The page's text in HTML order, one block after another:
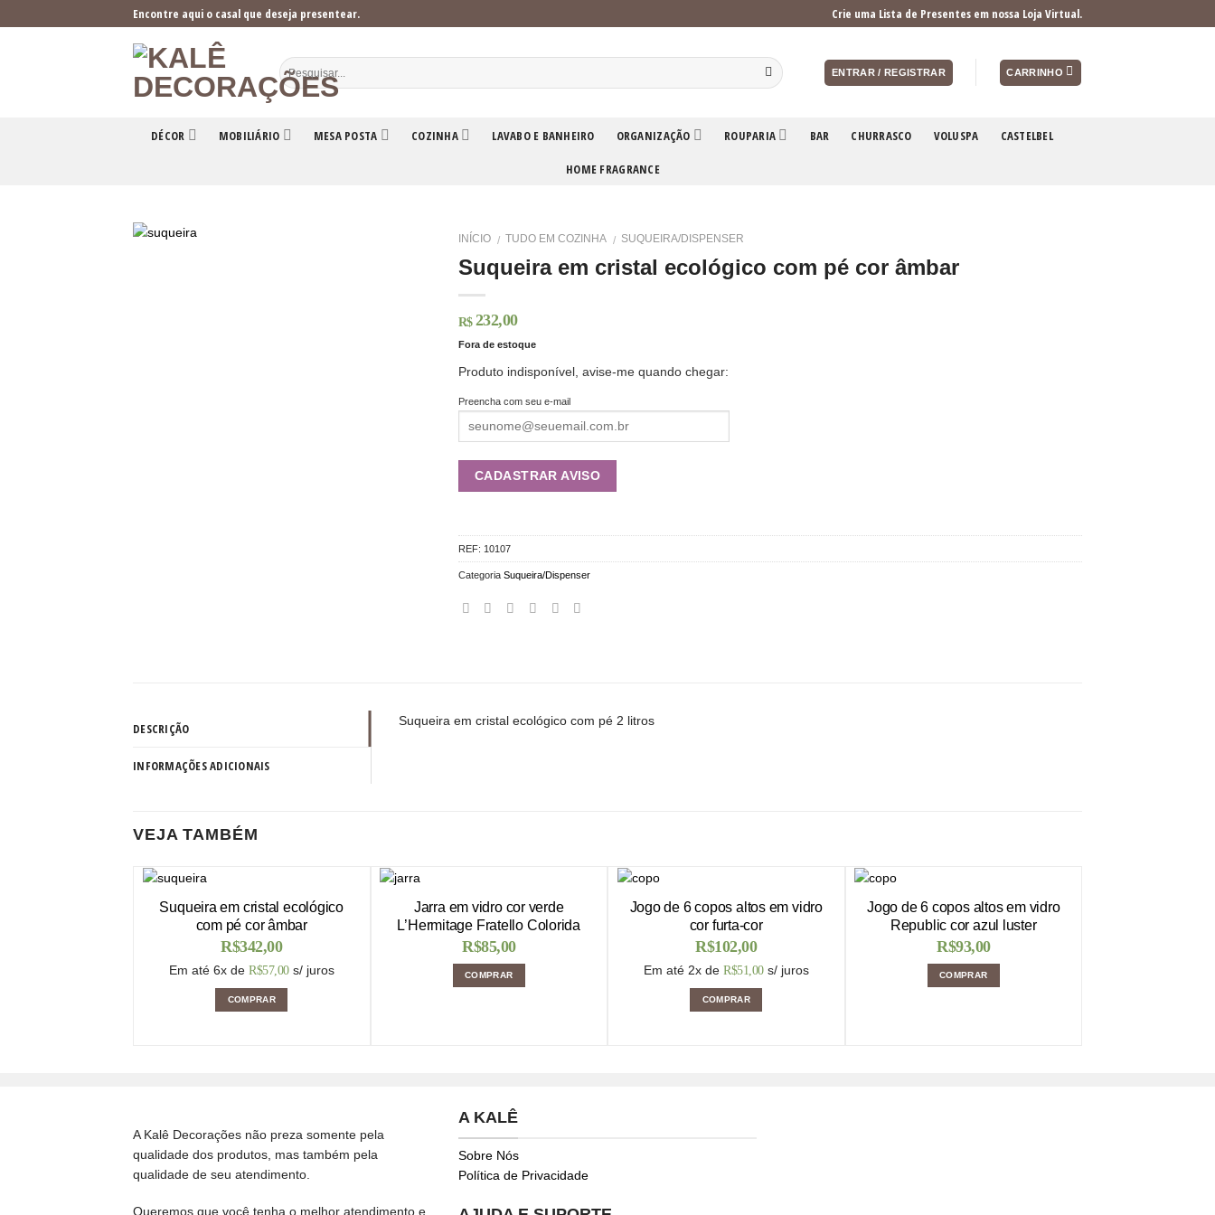
to
Encontre aqui o casal que deseja presentear. Crie uma Lista de Presentes em nossa Loja Virtual.
ENTRAR / REGISTRAR CARRINHO
DÉCOR MOBILIÁRIO MESA POSTA COZINHA LAVABO E BANHEIRO ORGANIZAÇÃO ROUPARIA BAR CHURRASCO VOLUSPA CASTELBEL
HOME FRAGRANCE
INÍCIO / TUDO EM COZINHA / SUQUEIRA/DISPENSER
Suqueira em cristal ecológico com pé cor âmbar
R$ 232,00
Fora de estoque
Produto indisponível, avise-me quando chegar:
Preencha com seu e-mail
REF: 10107
Categoria Suqueira/Dispenser
DESCRIÇÃO
INFORMAÇÕES ADICIONAIS
Suqueira em cristal ecológico com pé 2 litros
VEJA TAMBÉM
Suqueira em cristal ecológico
com pé cor âmbar
R$342,00
Em até 6x de R$57,00 s/ juros
COMPRAR
Jarra em vidro cor verde
L’Hermitage Fratello Colorida
R$85,00
COMPRAR
Jogo de 6 copos altos em vidro
cor furta-cor
R$102,00
Em até 2x de R$51,00 s/ juros
COMPRAR
Jogo de 6 copos altos em vidro
Republic cor azul luster
R$93,00
COMPRAR
A Kalê Decorações não preza somente pela
qualidade dos produtos, mas também pela
qualidade de seu atendimento.
Queremos que você tenha o melhor atendimento e
A KALÊ
Sobre Nós
Política de Privacidade